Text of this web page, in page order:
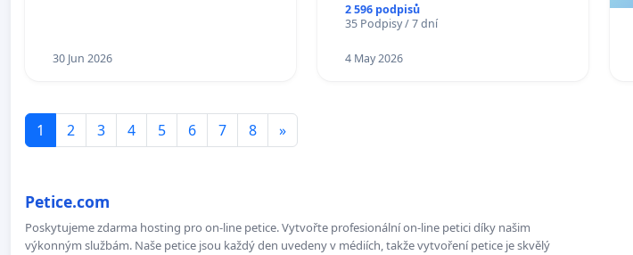
30 Jun 2026
2 596 podpisů
35 Podpisy / 7 dní
4 May 2026
1 2 3 4 5 6 7 8 »
Petice.com
Poskytujeme zdarma hosting pro on-line petice. Vytvořte profesionální on-line petici díky našim
výkonným službám. Naše petice jsou každý den uvedeny v médiích, takže vytvoření petice je skvělý